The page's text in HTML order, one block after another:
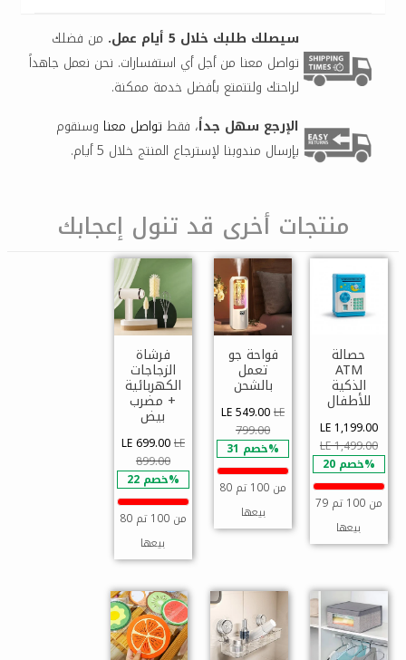
سيصلك طلبك خلال 5 أيام عمل.
من فضلك
تواصل معنا من أجل أي استفسارات. نحن نعمل جاهداً
لراحتك ولتتمتع بأفضل خدمة ممكنة.
الإرجع سهل جداً، فقط تواصل معنا وسنقوم
بإرسال مندوبنا لإسترجاع المنتج خلال 5 أيام.
منتجات أخرى قد تنول إعجابك
حصالة
ATM
الذكية
للأطفال
LE 1,199.00
LE 1,499.00
خصم 20%
79 من 100 تم
بيعها
فواحة جو
تعمل
بالشحن
LE 549.00LE
799.00
خصم 31%
80 من 100 تم
بيعها
فرشاة
الزجاجات
الكهربائية
+ مضرب
بيض
LE 699.00LE
899.00
خصم 22%
80 من 100 تم
بيعها